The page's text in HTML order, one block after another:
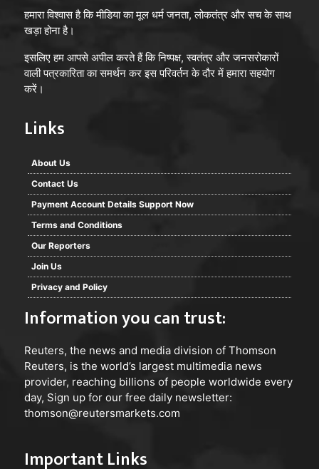
हमारा विश्वास है कि मीडिया का मूल धर्म जनता, लोकतंत्र और सच के साथ
खड़ा होना है।
इसलिए हम आपसे अपील करते हैं कि निष्पक्ष, स्वतंत्र और जनसरोकारों
वाली पत्रकारिता का समर्थन कर इस परिवर्तन के दौर में हमारा सहयोग
करें।
Links
About Us
Contact Us
Payment Account Details Support Now
Terms and Conditions
Our Reporters
Join Us
Privacy and Policy
Information you can trust:
Reuters, the news and media division of Thomson
Reuters, is the world’s largest multimedia news
provider, reaching billions of people worldwide every
day, Sign up for our free daily newsletter:
thomson@reutersmarkets.com
Important Links